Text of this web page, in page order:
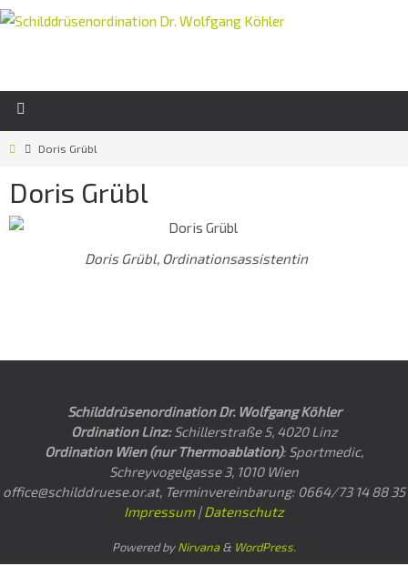
Doris Grübl
Doris Grübl
Doris Grübl, Ordinationsassistentin
Schilddrüsenordination Dr. Wolfgang Köhler
Ordination Linz:Schillerstraße 5, 4020 Linz
Ordination Wien (nur Thermoablation): Sportmedic,
Schreyvogelgasse 3, 1010 Wien
office@schilddruese.or.at, Terminvereinbarung: 0664/73 14 88 35
Impressum|Datenschutz
Powered byNirvana& WordPress.